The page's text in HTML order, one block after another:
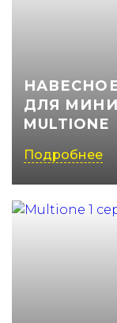
(050)
(067)
ДЛЯ
MULTIONE
Подробнее